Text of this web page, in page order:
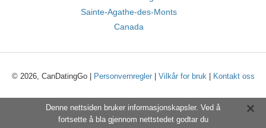
Sainte-Agathe-des-Monts
Canada
© 2026, CanDatingGo | Personvernregler| Vilkår for bruk| Kontakt oss
Denne nettsiden bruker informasjonskapsler. Ved å
fortsette å bla gjennom nettstedet godtar du